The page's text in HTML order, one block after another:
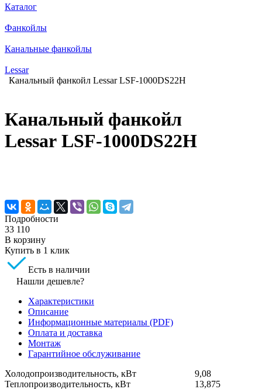
Каталог
Фанкойлы
Канальные фанкойлы
Lessar
Канальный фанкойл Lessar LSF-1000DS22H
Канальный фанкойл
Lessar LSF-1000DS22H
Подробности
33 110
В корзину
Купить в 1 клик
Есть в наличии
Нашли дешевле?
Характеристики
Описание
Информационные материалы (PDF)
Оплата и доставка
Монтаж
Гарантийное обслуживание
Холодопроизводительность, кВт
9,08
Теплопроизводительность, кВт
13,875